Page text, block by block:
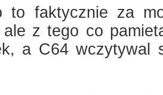
to faktycznie za
z tego co
a C64 wczytywal